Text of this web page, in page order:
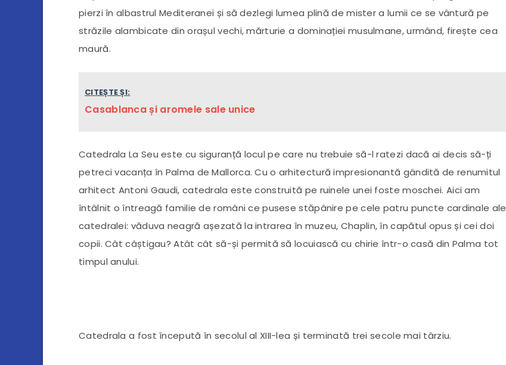
pierzi în albastrul Mediteranei și să dezlegi lumea plină de mister a lumii ce se vântură pe
străzile alambicate din orașul vechi, mărturie a dominației musulmane, urmând, firește cea
maură.
CITEȘTE ȘI:
Casablanca și aromele sale unice
Catedrala La Seu este cu siguranță locul pe care nu trebuie să-l ratezi dacă ai decis să-ți
petreci vacanța în Palma de Mallorca. Cu o arhitectură impresionantă gândită de renumitul
arhitect Antoni Gaudi, catedrala este construită pe ruinele unei foste moschei. Aici am
întâlnit o întreagă familie de români ce pusese stăpânire pe cele patru puncte cardinale ale
catedralei: văduva neagră așezată la intrarea în muzeu, Chaplin, în capătul opus și cei doi
copii. Cât câștigau? Atât cât să-și permită să locuiască cu chirie într-o casă din Palma tot
timpul anului.
Catedrala a fost începută în secolul al XIII-lea și terminată trei secole mai târziu.